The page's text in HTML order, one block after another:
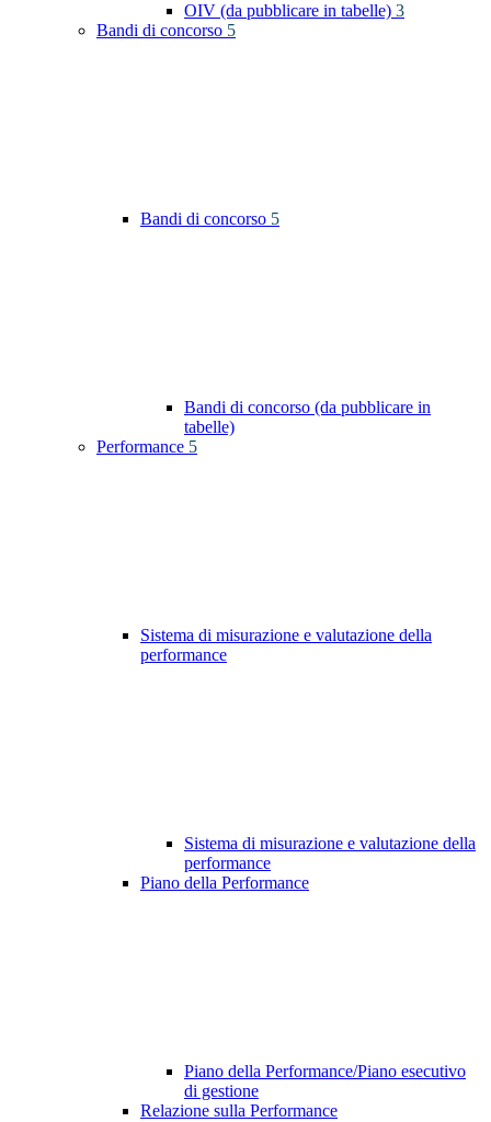
OIV (da pubblicare in tabelle) 3
Bandi di concorso 5
Bandi di concorso 5
Bandi di concorso (da pubblicare in
tabelle)
Performance 5
Sistema di misurazione e valutazione della
performance
Sistema di misurazione e valutazione della
performance
Piano della Performance
Piano della Performance/Piano esecutivo
di gestione
Relazione sulla Performance